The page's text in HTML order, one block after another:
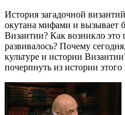
История загадочной
окутана мифами и вызывает
Византии? Как возникло это
развивалось? Почему
культуре и истории
почерпнуть из истории этого